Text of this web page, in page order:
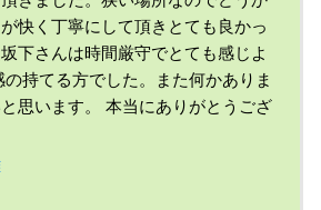
快く丁寧にして頂きとても良かっ
下さんは時間厳守でとても感じよ
の持てる方でした。また何かありま
思います。 本当にありがとうござ